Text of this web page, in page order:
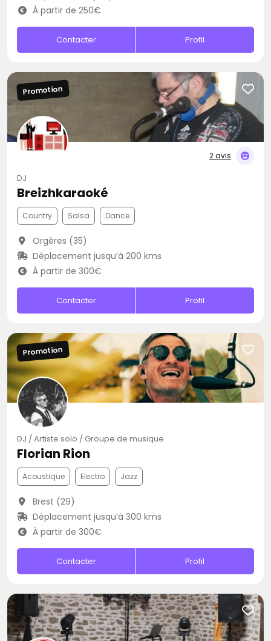
À partir de 250€
Contacter Profil
2 avis
Promotion
DJ
Breizhkaraoké
Country Salsa Dance
Orgères (35)
Déplacement jusqu’à 200 kms
À partir de 300€
Contacter Profil
Promotion
DJ / Artiste solo / Groupe de musique
Florian Rion
Acoustique Electro Jazz
Brest (29)
Déplacement jusqu’à 300 kms
À partir de 300€
Contacter Profil